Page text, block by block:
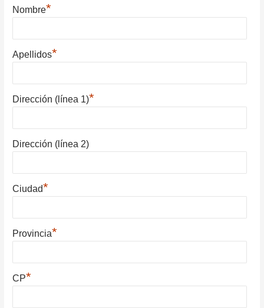
Nombre*
Apellidos*
Dirección (línea 1)*
Dirección (línea 2)
Ciudad*
Provincia*
CP*